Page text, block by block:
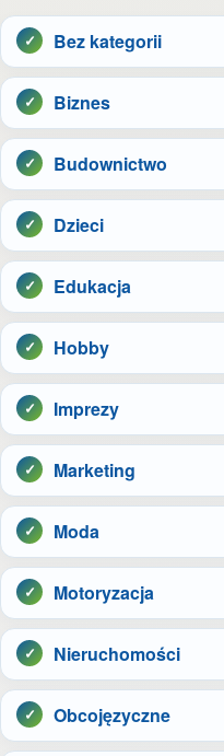
Bez kategorii
Biznes
Budownictwo
Dzieci
Edukacja
Hobby
Imprezy
Marketing
Moda
Motoryzacja
Nieruchomości
Obcojęzyczne